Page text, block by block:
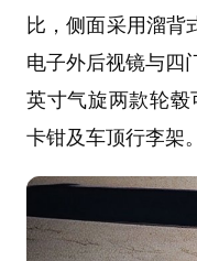
比，侧面采用溜背
电子外后视镜与四
英寸气旋两款轮毂
卡钳及车顶行李架。